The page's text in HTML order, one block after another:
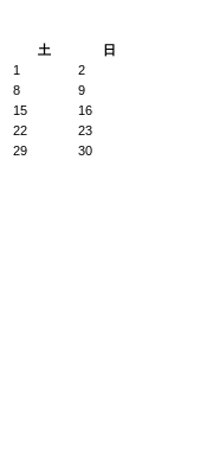
土
日
1
2
8
9
15
16
22
23
29
30